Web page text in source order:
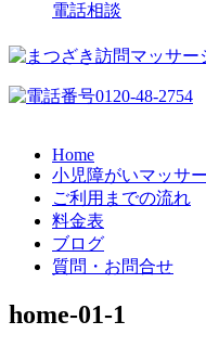
電話相談
Home
小児障がいマッサ
ご利用までの流れ
料金表
ブログ
質問・お問合せ
home-01-1